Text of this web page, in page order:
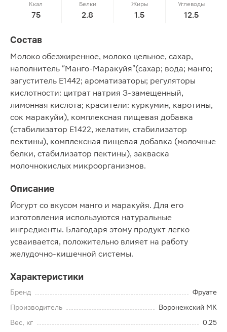
Ккал
75
Белки
2.8
Жиры
1.5
Углеводы
12.5
Состав
Молоко обезжиренное, молоко цельное, сахар,
наполнитель "Манго-Маракуйя"(сахар; вода; манго;
загуститель Е1442; ароматизаторы; регуляторы
кислотности: цитрат натрия З-замещенный,
лимонная кислота; красители: куркумин, каротины,
сок маракуйи), комплексная пищевая добавка
(стабилизатор Е1422, желатин, стабилизатор
пектины), комплексная пищевая добавка (молочные
белки, стабилизатор пектины), закваска
молочнокислых микроорганизмов.
Описание
Йогурт со вкусом манго и маракуйя. Для его
изготовления используются натуральные
ингредиенты. Благодаря этому продукт легко
усваивается, положительно влияет на работу
желудочно-кишечной системы.
Характеристики
Бренд
Фруате
Производитель
Воронежский МК
Вес, кг
0.25